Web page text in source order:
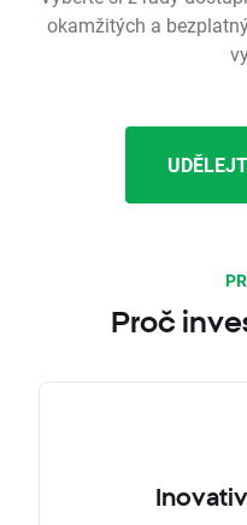
okamžitých a
Proč